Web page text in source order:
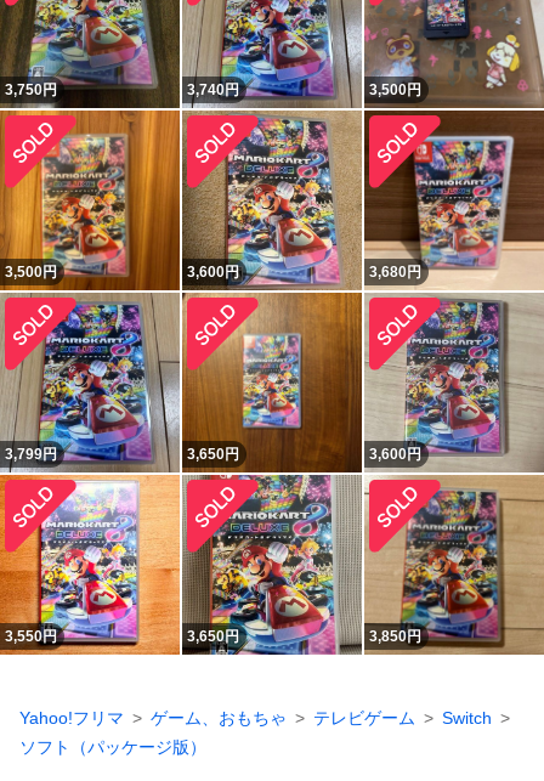
3,750円 3,740円 3,500円
3,500円 3,600円 3,680円
3,799円 3,650円 3,600円
3,550円 3,650円 3,850円
Yahoo!フリマ ゲーム、おもちゃ テレビゲーム
Switch
ソフト（パッケージ版）